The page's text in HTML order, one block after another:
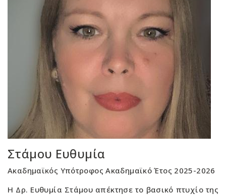
Στάμου Ευθυμία
Ακαδημαϊκός Υπότροφος Ακαδημαϊκό Έτος 2025-2026
Η Δρ. Ευθυμία Στάμου απέκτησε το βασικό πτυχίο της